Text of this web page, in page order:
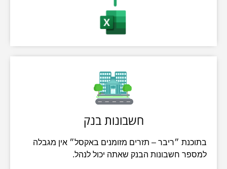
חשבונות בנק
בתוכנת ״ריבר – תזרים מזומנים באקסל״ אין מגבלה
למספר חשבונות הבנק שאתה יכול לנהל.